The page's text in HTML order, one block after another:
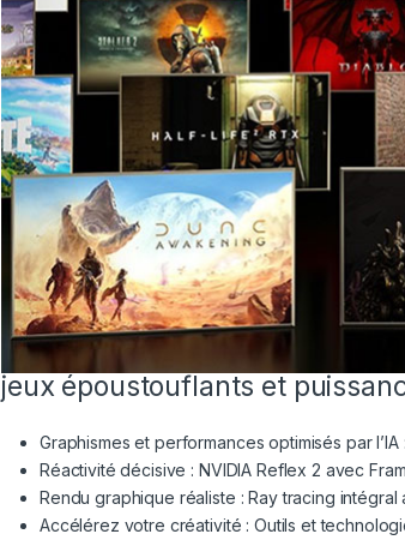
jeux époustouflants et
Graphismes et performances optimisés par
Réactivité décisive : NVIDIA Reflex 2 avec
Rendu graphique réaliste : Ray tracing
Accélérez votre créativité : Outils et